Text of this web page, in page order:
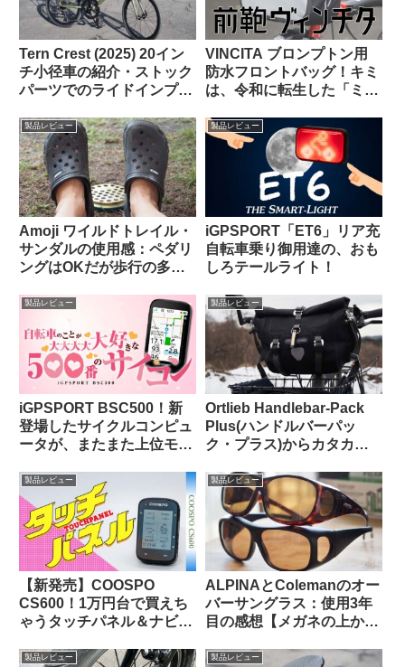
Tern Crest (2025) 20イン
チ小径車の紹介・ストック
パーツでのライドインプレ
い上質なミニベロ】
VINCITA ブロンプトン用
防水フロントバッグ！キミ
は、令和に転生した「ミニ
製品レビュー
Amoji ワイルドトレイル・
サンダルの使用感：ペダリ
ングはOKだが歩行の多い
CROCSの快適さに及ばず
製品レビュー
iGPSPORT「ET6」リア充
自転車乗り御用達の、おも
しろテールライト！
製品レビュー
iGPSPORT BSC500！新
登場したサイクルコンピュ
ータが、またまた上位モデ
製品レビュー
Ortlieb Handlebar-Pack
Plus(ハンドルバーパッ
ク・プラス)からカタカタ
はこれだった【豆感想】
製品レビュー
【新発売】COOSPO
CS600！1万円台で買えち
ゃうタッチパネル＆ナビ対
タの実力って、どんな感
製品レビュー
ALPINAとColemanのオー
バーサングラス：使用3年
目の感想【メガネの上から
円】
製品レビュー 製品レビュー